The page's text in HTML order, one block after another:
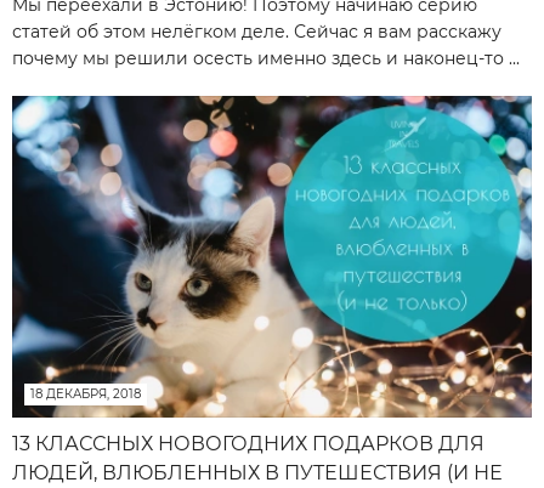
статей об этом нелёгком деле. Сейчас я вам расскажу
почему мы решили осесть именно здесь и наконец-то ...
18 ДЕКАБРЯ, 2018
13 КЛАССНЫХ НОВОГОДНИХ ПОДАРКОВ ДЛЯ
ЛЮДЕЙ, ВЛЮБЛЕННЫХ В ПУТЕШЕСТВИЯ (И НЕ